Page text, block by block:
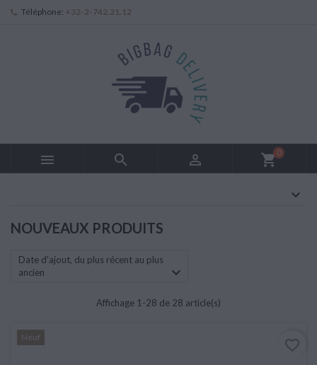
Téléphone: +32-2-742.21.12
   shopping_cart0
NOUVEAUX PRODUITS
Date d'ajout, du plus récent au plus
ancien

Affichage 1-28 de 28 article(s)
Neuf favorite_border